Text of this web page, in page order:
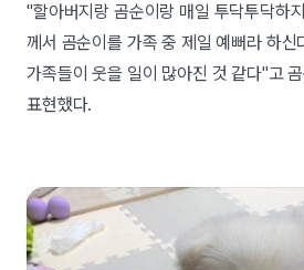
"할아버지랑 곰순이랑 매일 투닥투닥하
께서 곰순이를 가족 중 제일 예뻐라 하
가족들이 웃을 일이 많아진 것 같다"고
표현했다.